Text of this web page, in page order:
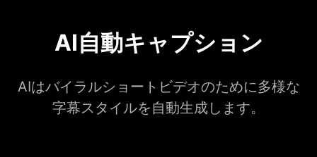
AI自動キャプション
AIはバイラルショートビデオのために多様な
字幕スタイルを自動生成します。